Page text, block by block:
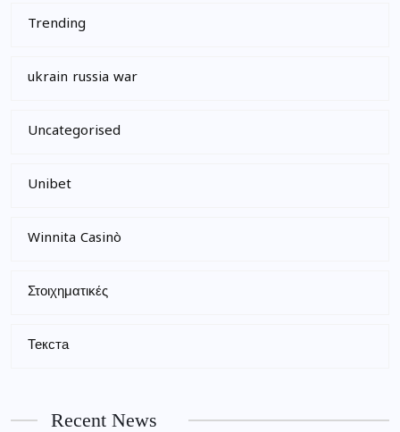
Trending
ukrain russia war
Uncategorised
Unibet
Winnita Casinò
Στοιχηματικές
Текста
Recent News